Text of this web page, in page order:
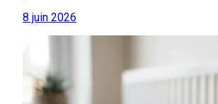
8 juin 2026